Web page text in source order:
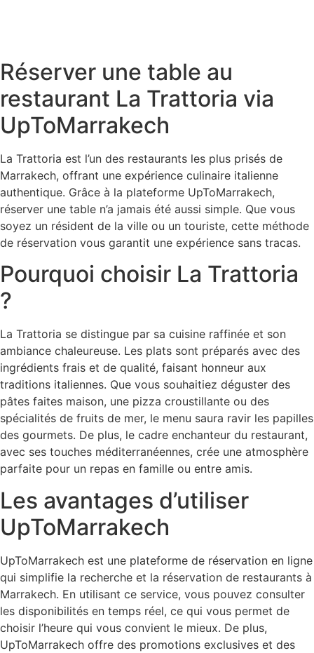
Réserver une table au
restaurant La Trattoria via
UpToMarrakech
La Trattoria est l’un des restaurants les plus prisés de
Marrakech, offrant une expérience culinaire italienne
authentique. Grâce à la plateforme UpToMarrakech,
réserver une table n’a jamais été aussi simple. Que vous
soyez un résident de la ville ou un touriste, cette méthode
de réservation vous garantit une expérience sans tracas.
Pourquoi choisir La Trattoria
?
La Trattoria se distingue par sa cuisine raffinée et son
ambiance chaleureuse. Les plats sont préparés avec des
ingrédients frais et de qualité, faisant honneur aux
traditions italiennes. Que vous souhaitiez déguster des
pâtes faites maison, une pizza croustillante ou des
spécialités de fruits de mer, le menu saura ravir les papilles
des gourmets. De plus, le cadre enchanteur du restaurant,
avec ses touches méditerranéennes, crée une atmosphère
parfaite pour un repas en famille ou entre amis.
Les avantages d’utiliser
UpToMarrakech
UpToMarrakech est une plateforme de réservation en ligne
qui simplifie la recherche et la réservation de restaurants à
Marrakech. En utilisant ce service, vous pouvez consulter
les disponibilités en temps réel, ce qui vous permet de
choisir l’heure qui vous convient le mieux. De plus,
UpToMarrakech offre des promotions exclusives et des